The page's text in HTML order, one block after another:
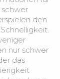
2:52
schwer
den
nur schwer
das